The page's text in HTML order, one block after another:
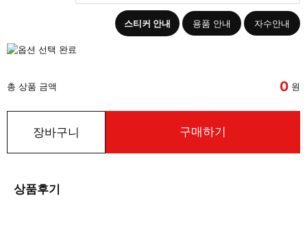
스티커 안내 용품 안내 자수안내
총 상품 금액 0 원
장바구니 구매하기
상품후기